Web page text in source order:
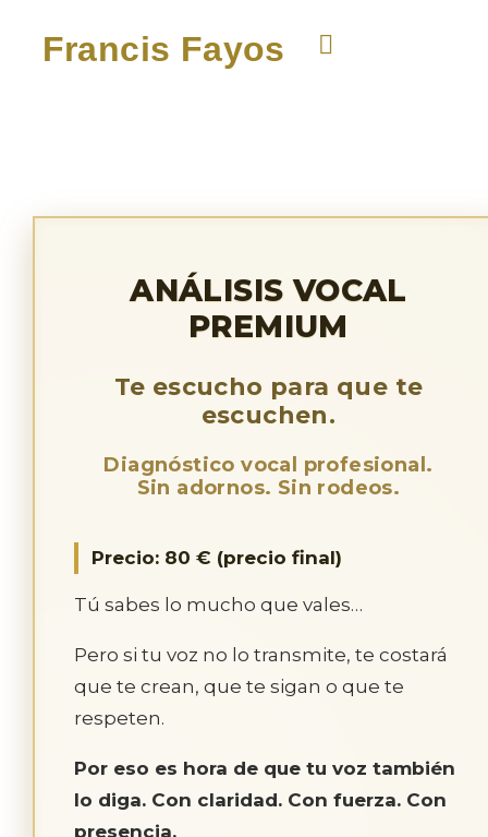
Francis Fayos
ANÁLISIS VOCAL
PREMIUM
Te escucho para que te
escuchen.
Diagnóstico vocal profesional.
Sin adornos. Sin rodeos.
Precio: 80 € (precio final)
Tú sabes lo mucho que vales…
Pero si tu voz no lo transmite, te costará
que te crean, que te sigan o que te
respeten.
Por eso es hora de que tu voz también
lo diga. Con claridad. Con fuerza. Con
presencia.